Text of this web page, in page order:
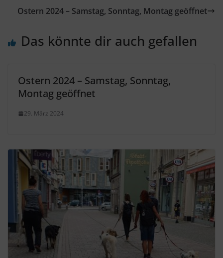
Ostern 2024 – Samstag, Sonntag, Montag geöffnet
Das könnte dir auch gefallen
Ostern 2024 – Samstag, Sonntag,
Montag geöffnet
29. März 2024